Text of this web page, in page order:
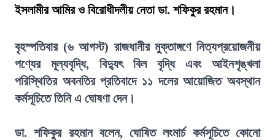
ইসলামীর আমির ও বিরোধীদলীয় নেতা ডা. শফিকুর রহমান।
বৃহস্পতিবার (৬ আগস্ট) রাজধানীর মুক্তাঙ্গণে নিত্যপ্রয়োজনীয়
পণ্যের মূল্যবৃদ্ধি, বিদ্যুৎ বিল বৃদ্ধি এবং আইনশৃঙ্খলা
পরিস্থিতির অবনতির প্রতিবাদে ১১ দলের আয়োজিত অবস্থান
কর্মসূচিতে তিনি এ ঘোষণা দেন।
ডা. শফিকুর রহমান বলেন, ঘোষিত লংমার্চ কর্মসূচিতে কোনো